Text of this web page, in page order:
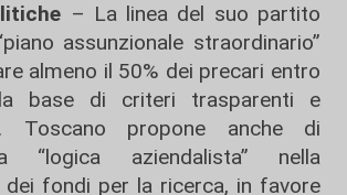
– La linea del suo partito
assunzionale straordinario”
almeno il 50% dei precari entro
base di criteri trasparenti e
Toscano propone anche di
“logica aziendalista” nella
dei fondi per la ricerca, in favore